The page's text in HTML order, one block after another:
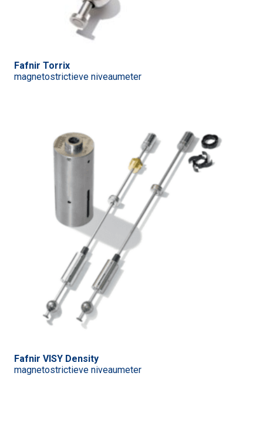
Fafnir Torrix
magnetostrictieve niveaumeter
Fafnir VISY Density
magnetostrictieve niveaumeter